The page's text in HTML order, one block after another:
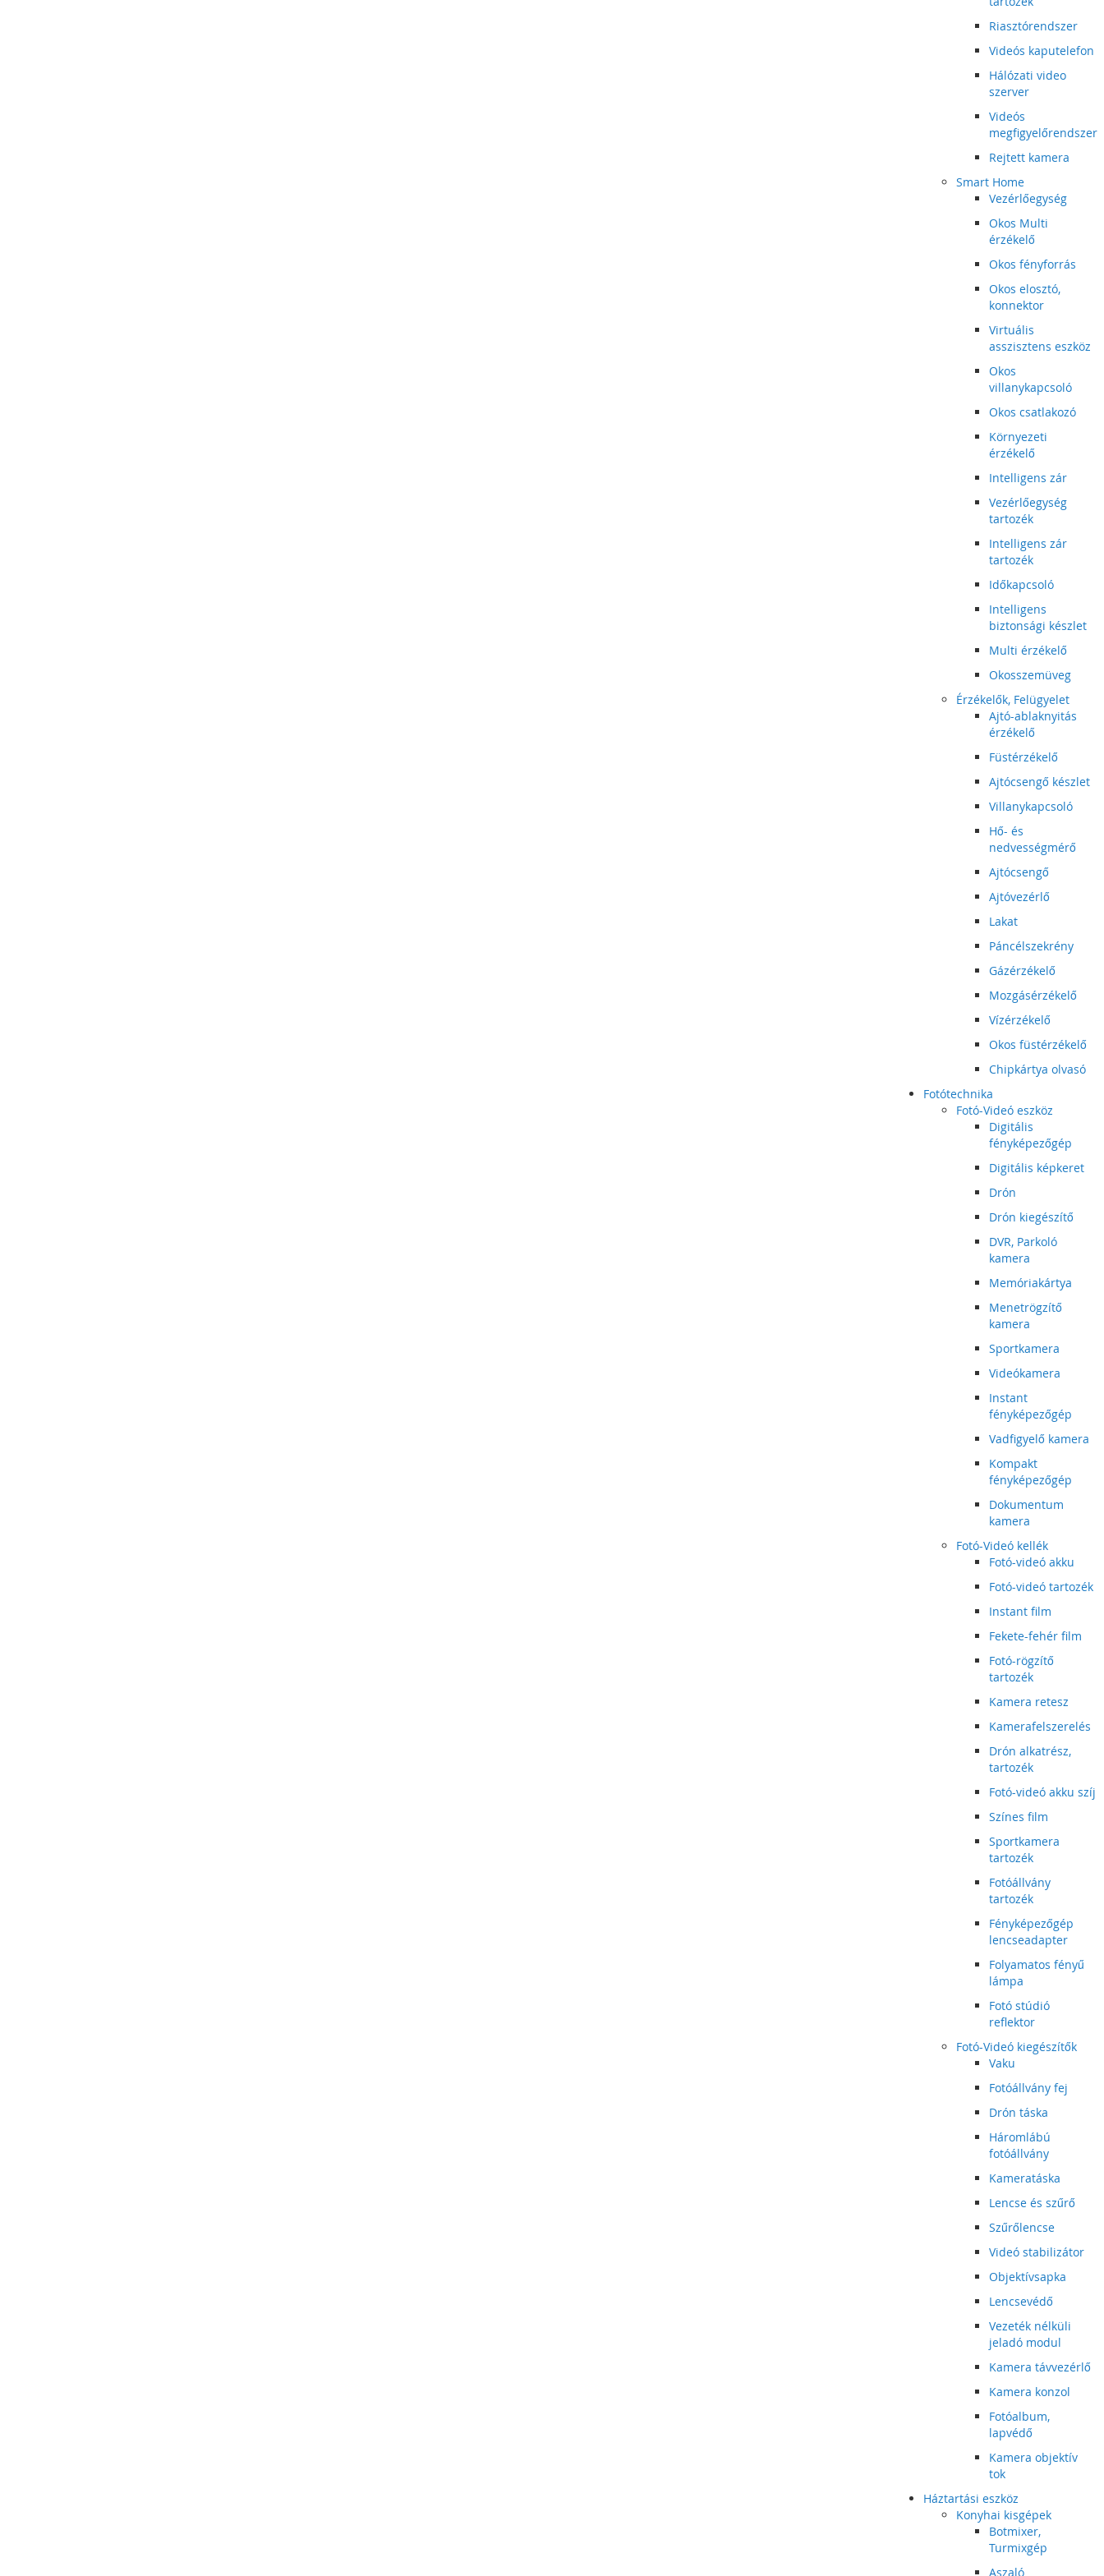
Riasztórendszer
Videós kaputelefon
Hálózati video
szerver
Videós
megfigyelőrendszer
Rejtett kamera
Smart Home
Vezérlőegység
Okos Multi
érzékelő
Okos fényforrás
Okos elosztó,
konnektor
Virtuális
asszisztens eszköz
Okos
villanykapcsoló
Okos csatlakozó
Környezeti
érzékelő
Intelligens zár
Vezérlőegység
tartozék
Intelligens zár
tartozék
Időkapcsoló
Intelligens
biztonsági készlet
Multi érzékelő
Okosszemüveg
Érzékelők, Felügyelet
Ajtó-ablaknyitás
érzékelő
Füstérzékelő
Ajtócsengő készlet
Villanykapcsoló
Hő- és
nedvességmérő
Ajtócsengő
Ajtóvezérlő
Lakat
Páncélszekrény
Gázérzékelő
Mozgásérzékelő
Vízérzékelő
Okos füstérzékelő
Chipkártya olvasó
Fotótechnika
Fotó-Videó eszköz
Digitális
fényképezőgép
Digitális képkeret
Drón
Drón kiegészítő
DVR, Parkoló
kamera
Memóriakártya
Menetrögzítő
kamera
Sportkamera
Videókamera
Instant
fényképezőgép
Vadfigyelő kamera
Kompakt
fényképezőgép
Dokumentum
kamera
Fotó-Videó kellék
Fotó-videó akku
Fotó-videó tartozék
Instant film
Fekete-fehér film
Fotó-rögzítő
tartozék
Kamera retesz
Kamerafelszerelés
Drón alkatrész,
tartozék
Fotó-videó akku szíj
Színes film
Sportkamera
tartozék
Fotóállvány
tartozék
Fényképezőgép
lencseadapter
Folyamatos fényű
lámpa
Fotó stúdió
reflektor
Fotó-Videó kiegészítők
Vaku
Fotóállvány fej
Drón táska
Háromlábú
fotóállvány
Kameratáska
Lencse és szűrő
Szűrőlencse
Videó stabilizátor
Objektívsapka
Lencsevédő
Vezeték nélküli
jeladó modul
Kamera távvezérlő
Kamera konzol
Fotóalbum,
lapvédő
Kamera objektív
tok
Háztartási eszköz
Konyhai kisgépek
Botmixer,
Turmixgép
Aszaló